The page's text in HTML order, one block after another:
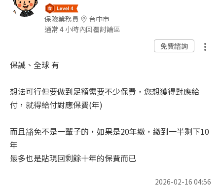
保險業務員
台中市
通常 4 小時內回覆討論區
免費諮詢
保誠、全球 有
想法可行但要做到足額需要不少保費，您想獲得對應給
付，就得給付對應保費(年)
而且豁免不是一輩子的，如果是20年繳，繳到一半剩下10
年
最多也是貼現回剩餘十年的保費而已
2026-02-16 04:56